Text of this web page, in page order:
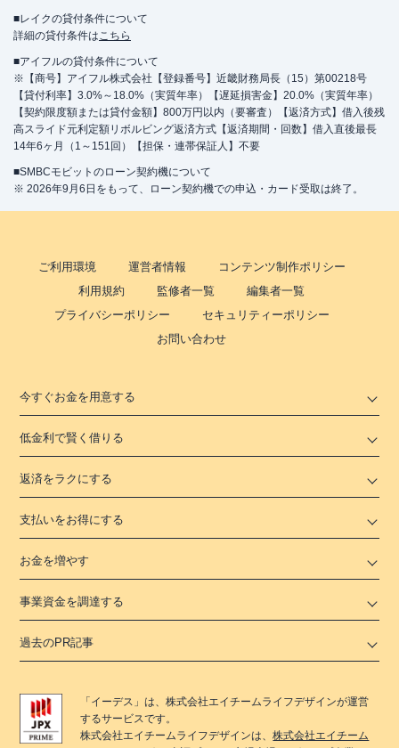
■レイクの貸付条件について
詳細の貸付条件はこちら
■アイフルの貸付条件について
※【商号】アイフル株式会社【登録番号】近畿財務局長（15）第00218号
【貸付利率】3.0%～18.0%（実質年率）【遅延損害金】20.0%（実質年率）
【契約限度額または貸付金額】800万円以内（要審査）【返済方式】借入後残
高スライド元利定額リボルビング返済方式【返済期間・回数】借入直後最長
14年6ヶ月（1～151回）【担保・連帯保証人】不要
■SMBCモビットのローン契約機について
※ 2026年9月6日をもって、ローン契約機での申込・カード受取は終了。
ご利用環境 運営者情報
コンテンツ制作ポリシー
利用規約
監修者一覧
編集者一覧
プライバシーポリシー
セキュリティーポリシー
お問い合わせ
今すぐお金を用意する
低金利で賢く借りる
返済をラクにする
支払いをお得にする
お金を増やす
事業資金を調達する
過去のPR記事
「 イーデス 」は、株式会社エイチームライフデザインが運営
するサービスです。
株式会社エイチームライフデザインは、株式会社エイチーム